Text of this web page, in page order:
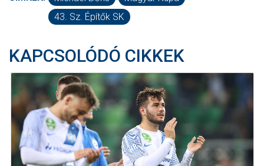
43. Sz. Építők SK
KAPCSOLÓDÓ CIKKEK